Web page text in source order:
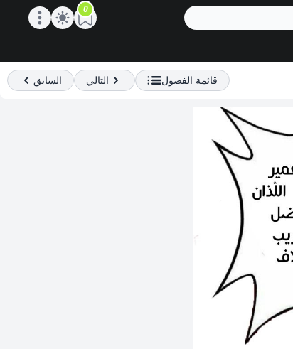
Open main menu
0
Previous
السابق التالي
Next
قائمة الفصول